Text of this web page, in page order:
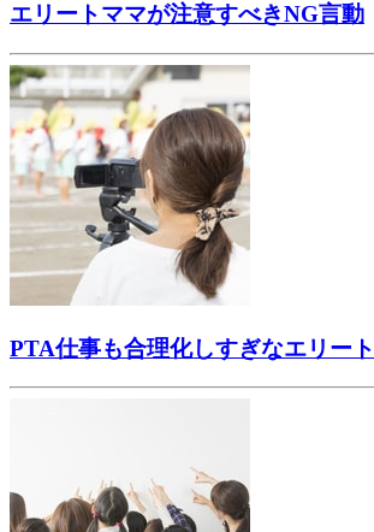
エリートママが注意すべきNG言動
PTA仕事も合理化しすぎなエリー